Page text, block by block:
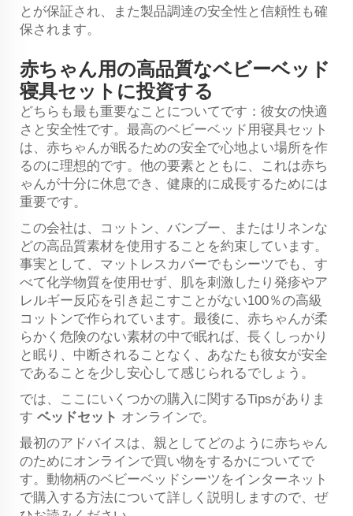
とが保証され、また製品調達の安全性と信頼性も確
保されます。
赤ちゃん用の高品質なベビーベッド
寝具セットに投資する
どちらも最も重要なことについてです：彼女の快適
さと安全性です。最高のベビーベッド用寝具セット
は、赤ちゃんが眠るための安全で心地よい場所を作
るのに理想的です。他の要素とともに、これは赤ち
ゃんが十分に休息でき、健康的に成長するためには
重要です。
この会社は、コットン、バンブー、またはリネンな
どの高品質素材を使用することを約束しています。
事実として、マットレスカバーでもシーツでも、す
べて化学物質を使用せず、肌を刺激したり発疹やア
レルギー反応を引き起こすことがない100％の高級
コットンで作られています。最後に、赤ちゃんが柔
らかく危険のない素材の中で眠れば、長くしっかり
と眠り、中断されることなく、あなたも彼女が安全
であることを少し安心して感じられるでしょう。
では、ここにいくつかの購入に関するTipsがありま
す ベッドセット オンラインで。
最初のアドバイスは、親としてどのように赤ちゃん
のためにオンラインで買い物をするかについてで
す。動物柄のベビーベッドシーツをインターネット
で購入する方法について詳しく説明しますので、ぜ